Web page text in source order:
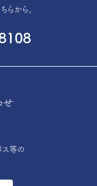
から。
せ
ス等の